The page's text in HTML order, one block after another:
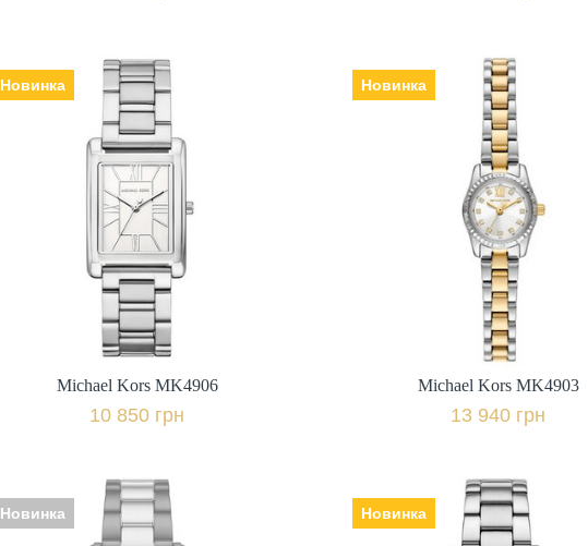
Новинка
Michael Kors MK4906
Виробник: США, Механізм:
кварцеві, Скло: мінеральне,
Ремінець | браслет: сталь,
Гарантія: 24 міс.,
10 850 грн.
+ порівняти
Michael Kors MK4906
10 850 грн
Новинка
Michael Kors MK4903
Виробник: США, Механізм:
Ремінець | браслет: сталь,
Гарантія: 24 міс.,
13 940 грн.
+ порівняти
Michael Kors MK4903
13 940 грн
Новинка Новинка